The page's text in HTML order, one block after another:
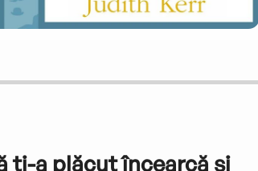
ți-a plăcut încearcă și